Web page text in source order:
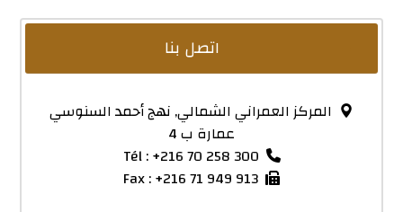
اتصل بنا
المركز العمراني الشمالي, نهج أحمد السنوسي
عمارة ب 4
Tél : +216 70 258 300
Fax : +216 71 949 913